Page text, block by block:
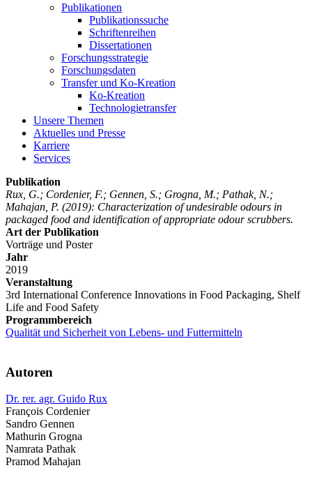
Publikationen
Publikationssuche
Schriftenreihen
Dissertationen
Forschungsstrategie
Forschungsdaten
Transfer und Ko-Kreation
Ko-Kreation
Technologietransfer
Unsere Themen
Aktuelles und Presse
Karriere
Services
Publikation
Rux, G.; Cordenier, F.; Gennen, S.; Grogna, M.; Pathak, N.;
Mahajan, P. (2019): Characterization of undesirable odours in
packaged food and identification of appropriate odour scrubbers.
Art der Publikation
Vorträge und Poster
Jahr
2019
Veranstaltung
3rd International Conference Innovations in Food Packaging, Shelf
Life and Food Safety
Programmbereich
Qualität und Sicherheit von Lebens- und Futtermitteln
Autoren
Dr. rer. agr. Guido Rux
François Cordenier
Sandro Gennen
Mathurin Grogna
Namrata Pathak
Pramod Mahajan